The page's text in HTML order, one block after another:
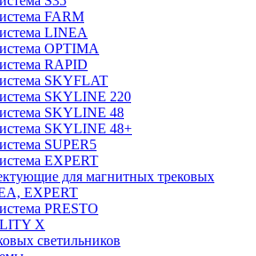
FARM
LINEA
OPTIMA
RAPID
SKYFLAT
SKYLINE 220
SKYLINE 48
SKYLINE 48+
SUPER5
EXPERT
для магнитных трековых
EXPERT
PRESTO
X
светильников